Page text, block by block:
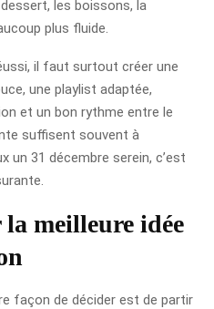
les boissons, la
plus fluide.
il faut surtout créer une
une playlist adaptée,
et un bon rythme entre le
suffisent souvent à
un 31 décembre serein, c’est
meilleure idée
façon de décider est de partir